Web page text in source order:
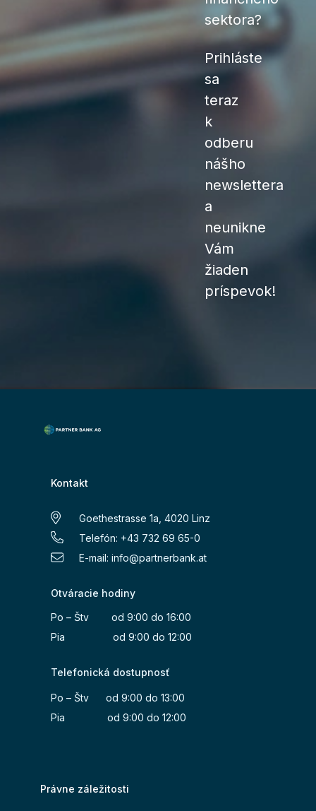
sektora?
Prihláste
sa
teraz
k
odberu
nášho
newslettera
a
neunikne
Vám
žiaden
príspevok!
Kontakt
Goethestrasse 1a, 4020 Linz
Telefón: +43 732 69 65-0
E-mail: info@partnerbank.at
Otváracie hodiny
Po – Štv od 9:00 do 16:00
Pia od 9:00 do 12:00
Telefonická dostupnosť
Po – Štv od 9:00 do 13:00
Pia od 9:00 do 12:00
Právne záležitosti